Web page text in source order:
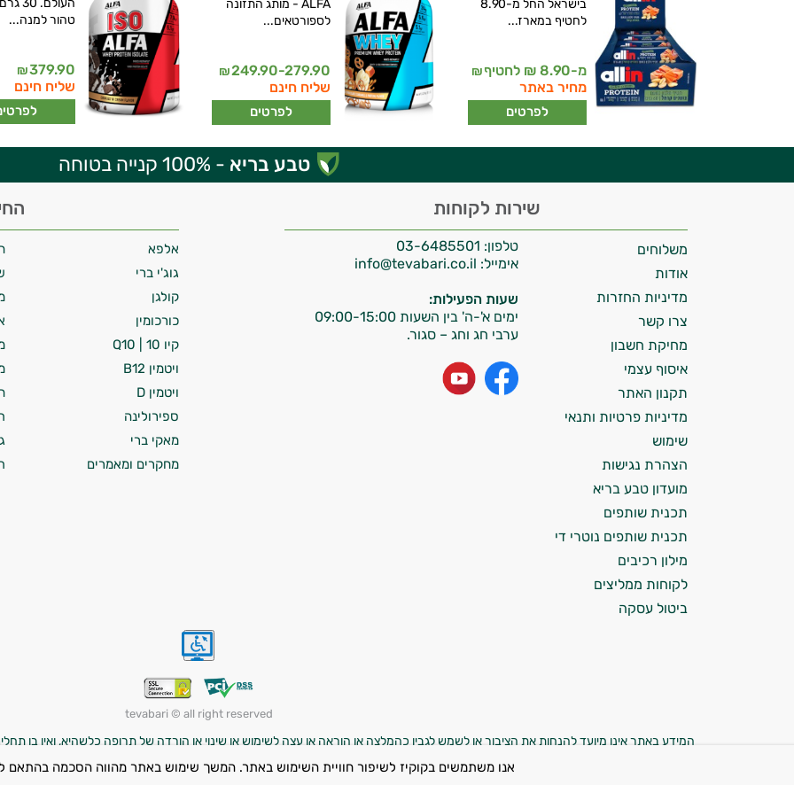
בישראל החל מ-8.90
לחטיף במארז...
מ-8.90 ₪ לחטיף ₪
מחיר באתר
לפרטים
ALFA - מותג התזונה
לספורטאים...
249.90-279.90
₪
שליח חינם
לפרטים
העולם.
טהור למנה...
379.90
₪
שליח חינם
טבע בריא - 100% קנייה בטוחה
שירות לקוחות
טלפון: 03-6485501
אימייל:
שעות הפעילות:
ימים א'-ה' בין השעות 09:00-15:00
ערבי חג וחג – סגור.
משלוחים
אודות
מדיניות החזרות
צרו קשר
מחיקת חשבון
איסוף עצמי
תקנון האתר
מדיניות פרטיות ותנאי
שימוש
הצהרת נגישות
מועדון טבע בריא
תכנית שותפים
תכנית שותפים נוטרי די
מילון רכיבים
לקוחות ממליצים
ביטול עסקה
אלפא
גוג'י ברי
קולגן
כורכומין
קיו 10 | Q10
ויטמין B12
ויטמין D
ספירולינה
מאקי ברי
מחקרים ומאמרים
tevabari © all right reserved
המידע באתר אינו מיועד להנחות את הציבור או לשמש לגביו כהמלצה או הוראה או עצה לשימוש או שינוי או הורדה של תרופה כלשהיא, ואין בו
מהחברה בהקשר זה. נשים בהיריון, מניקות, ילדים והנוטלים תרופות מרשם – יש להיוועץ ברופא לפני השימוש
יועץ בריאות אישי AI
התשובות שלי מבוססות על מאגרי מידע קליניים
וספרות מקצועית בתחומי הרפואה הטבעית
ותזונת הספורט.
אני כאן כדי לעזור לך להתאים את תוספי
התזונה ומוצרי הבריאות המדויקים למטרות
ולמצב הגופני שלך, ולהסביר לך אילו רכיבים
עובדים יחד כדי למקסם תוצאות גם בחיי היום
המטרה שלי היא להתאים עבורך המלצות
אישיות מבוססות מדעית.
זה הזמן להתחיל. איך אוכל לעזור?
אנו משתמשים בקוקיז לשיפור חוויית השימוש באתר. המשך שימוש באתר מהווה הסכמה בהתאם